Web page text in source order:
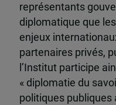
représentants
diplomatique que
enjeux
partenaires privés,
l’Institut participe
« diplomatie du
politiques publiques